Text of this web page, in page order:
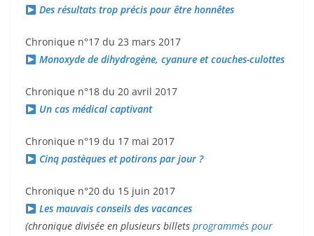
Des résultats trop précis pour être honnêtes
Chronique n°17 du 23 mars 2017
Monoxyde de dihydrogène, cyanure et couches-culottes
Chronique n°18 du 20 avril 2017
Un cas médical captivant
Chronique n°19 du 17 mai 2017
Cinq pastèques et potirons par jour ?
Chronique n°20 du 15 juin 2017
Les mauvais conseils des vacances
(chronique divisée en plusieurs billets programmés pour